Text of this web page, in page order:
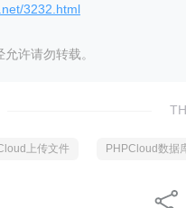
3232.html
许请勿转载。
上传文件 PHPCloud数据